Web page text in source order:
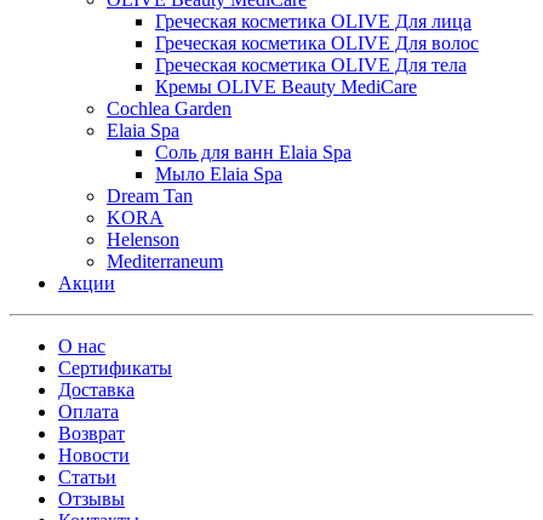
Греческая косметика OLIVE Для лица
Греческая косметика OLIVE Для волос
Греческая косметика OLIVE Для тела
Кремы OLIVE Beauty MediCare
Cochlea Garden
Elaia Spa
Соль для ванн Elaia Spa
Мыло Elaia Spa
Dream Tan
KORA
Helenson
Mediterraneum
Акции
О нас
Сертификаты
Доставка
Оплата
Возврат
Новости
Статьи
Отзывы